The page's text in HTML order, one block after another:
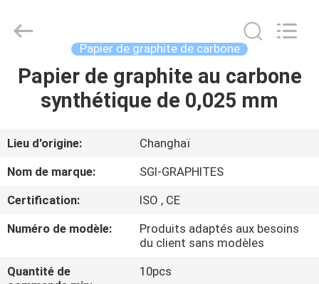
APERÇU
A
PROPOS
NOUS
Copyright
GRAPHITES.
ECER
Papier de graphite de carbone
Papier de graphite au carbone
synthétique de 0,025 mm
Lieu d'origine:
Changhaï
Nom de marque:
SGI-GRAPHITES
Certification:
ISO , CE
Numéro de modèle:
Produits adaptés aux besoins
du client sans modèles
Quantité de
10pcs